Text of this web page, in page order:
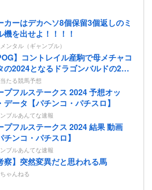
カーはデカヘソ8個保留3個返しのミ
機を出せよ！！！！
ンタル（ギャンブル）
】コントレイル産駒で母メチャコ
の2024となるドラゴンバルドの2歳
たる競馬予想
プフルステークス 2024 予想オッ
データ【パチンコ・パチスロ】
ブルあんてな速報
プフルステークス 2024 結果 動画
チンコ・パチスロ】
ブルあんてな速報
察】突然変異だと思われる馬
ゃんねる